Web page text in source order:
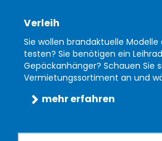
Verleih
Sie wollen brandaktuelle Modelle
testen? Sie benötigen ein
Gepäckanhänger? Schauen Sie
Vermietungssortiment an und
mehr erfahren